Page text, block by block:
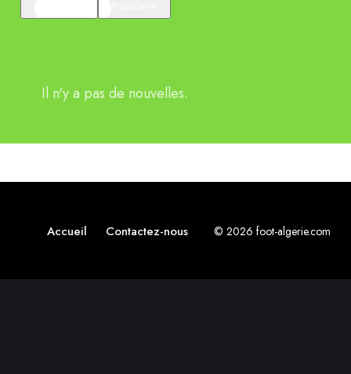
Il n'y a pas de nouvelles.
Accueil Contactez-nous © 2026 foot-algerie.com